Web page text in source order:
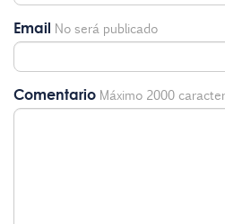
Email No será publicado
Comentario Máximo 2000